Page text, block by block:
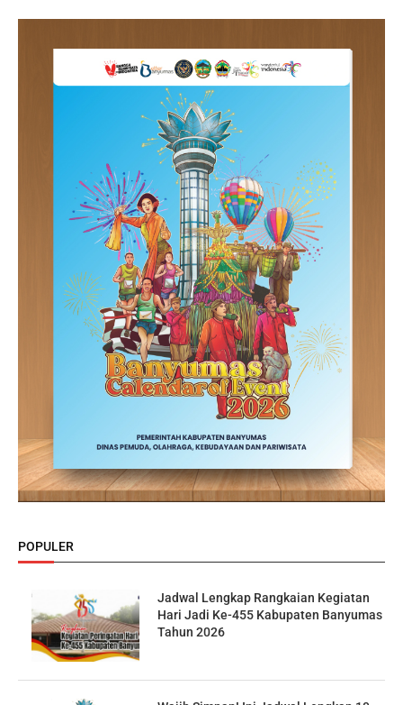
POPULER
Jadwal Lengkap Rangkaian Kegiatan
Hari Jadi Ke-455 Kabupaten Banyumas
Tahun 2026